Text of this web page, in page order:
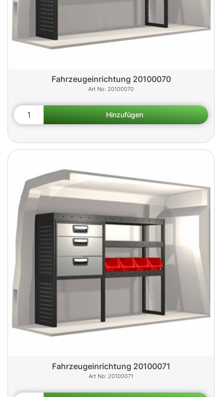
Fahrzeugeinrichtung 20100070
20100070
Fahrzeugeinrichtung 20100071
20100071